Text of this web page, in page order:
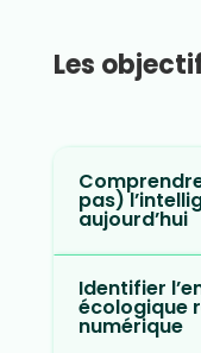
Les
pas)
aujourd’hui
Identifier
écologique
numérique